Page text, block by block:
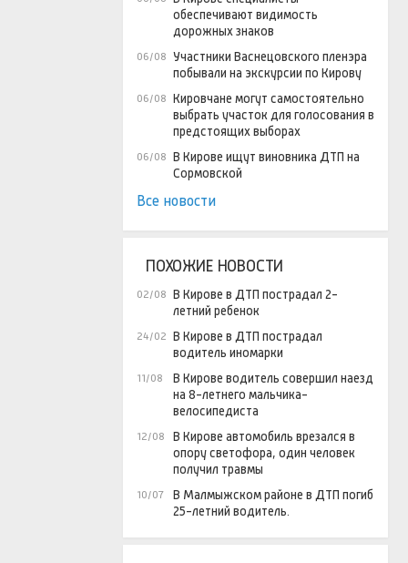
обеспечивают видимость
дорожных знаков
06/08 Участники Васнецовского пленэра
побывали на экскурсии по Кирову
06/08 Кировчане могут самостоятельно
выбрать участок для голосования в
предстоящих выборах
06/08 В Кирове ищут виновника ДТП на
Сормовской
Все новости
ПОХОЖИЕ НОВОСТИ
02/08 В Кирове в ДТП пострадал 2-
летний ребенок
24/02 В Кирове в ДТП пострадал
водитель иномарки
11/08
В Кирове водитель совершил наезд
на 8-летнего мальчика-
велосипедиста
12/08
В Кирове автомобиль врезался в
опору светофора, один человек
получил травмы
10/07
В Малмыжском районе в ДТП погиб
25-летний водитель.